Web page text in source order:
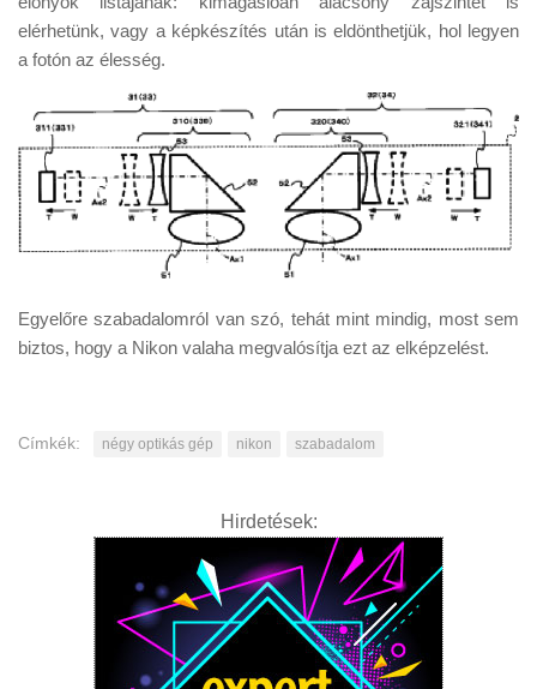
elérhetünk, vagy a képkészítés után is eldönthetjük, hol legyen
a fotón az élesség.
Egyelőre szabadalomról van szó, tehát mint mindig, most sem
biztos, hogy a Nikon valaha megvalósítja ezt az elképzelést.
Címkék: négy optikás gép nikon szabadalom
Hirdetések: